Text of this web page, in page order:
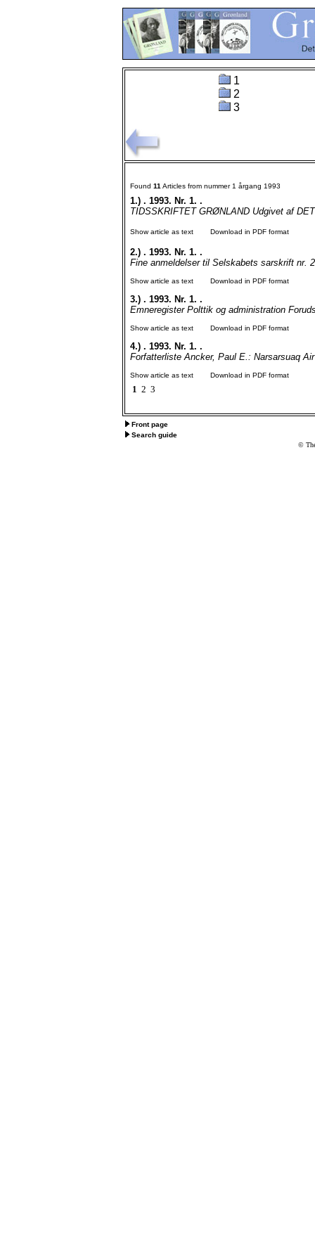
1
2
3
Found 11 Articles from nummer 1 årgang 1993
1.) . 1993. Nr. 1. .
TIDSSKRIFTET GRØNLAND Udgivet af
Show article as text Download in PDF format
2.) . 1993. Nr. 1. .
Fine anmeldelser til Selskabets sarskrift nr.
Show article as text Download in PDF format
3.) . 1993. Nr. 1. .
Emneregister Polttik og administration
Show article as text Download in PDF format
4.) . 1993. Nr. 1. .
Forfatterliste Ancker, Paul E.: Narsarsuaq
Show article as text Download in PDF format
1 2 3
Front page
Search guide
©